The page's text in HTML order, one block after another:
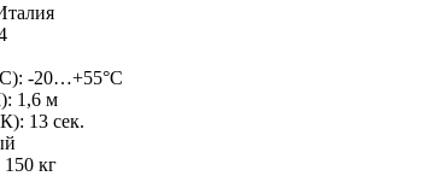
-20…+55°C
1,6 м
13 сек.
кг